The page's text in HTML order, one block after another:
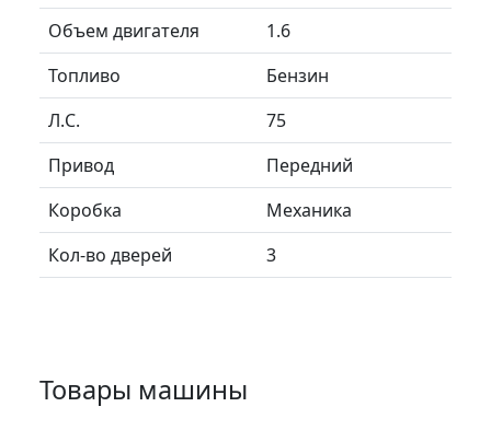
Объем двигателя
1.6
Топливо
Бензин
Л.C.
75
Привод
Передний
Коробка
Механика
Кол-во дверей
3
Товары машины